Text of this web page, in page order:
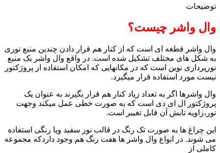
توضیحات
وال واشر چیست؟
وال واشر قطغه ای است که از کنار هم قرار دادن چندین منبع نوری
به شکل های مختلف تشکیل شده است. در واقع وال واشر یک منبع
نورپردازی نوین است که در مکانهایی که امکان استفاده از پروژکتور
نیست مورد استفاده قرار میگیرد.
وال واشرها اگر به تعداد زیاد کنار هم قرار بگیرند به عنوان یک
پروژکتور ال ای دی است که به صورت خطی عمل میکند وجهت
نور،زاویه تابش آن قابل تغییر است.
این چراغ ها به صورت تک رنگ در قالب نور سفید ویا رنگی استفاده
می شوند. در انواع وال واشر ها هفت رنگ هم وجود داردکه مجموعه
کاملی از